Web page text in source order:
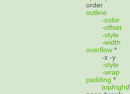
order
outline
-color
-offset
-style
-width
overflow *
-x -y
-style
-wrap
padding *
top/right/